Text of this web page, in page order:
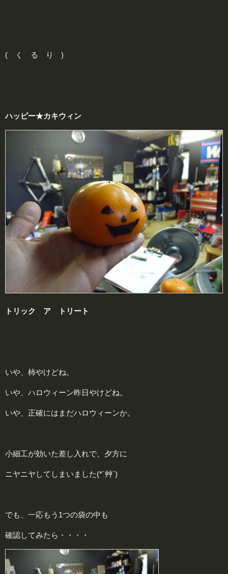
( く る り )
ハッピー★カキウィン
トリック ア トリート
いや、柿やけどね。
いや、ハロウィーン昨日やけどね。
いや、正確にはまだハロウィーンか。
小細工が効いた差し入れで、夕方に
ニヤニヤしてしまいました(*´艸`)
でも、一応もう1つの袋の中も
確認してみたら・・・・